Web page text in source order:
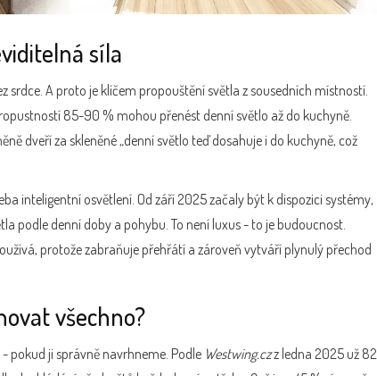
síla
srdce. A proto je klíčem propouštění světla z sousedních místností.
85-90 % mohou přenést denní světlo až do kuchyně.
dveří za skleněné „denní světlo teď dosahuje i do kuchyně, což
inteligentní osvětlení. Od září 2025 začaly být k dispozici systémy,
podle denní doby a pohybu. To není luxus - to je budoucnost.
protože zabraňuje přehřátí a zároveň vytváří plynulý přechod
všechno?
pokud ji správně navrhneme. Podle Westwing.czz ledna 2025 už 82